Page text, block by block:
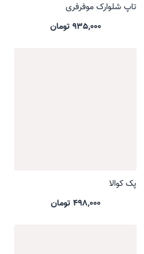
تاپ شلوارک موفرفری
935,000 تومان
پک کوالا
498,000 تومان